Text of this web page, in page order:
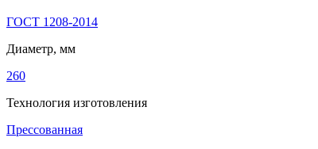
ГОСТ 1208-2014
Диаметр, мм
260
Технология изготовления
Прессованная